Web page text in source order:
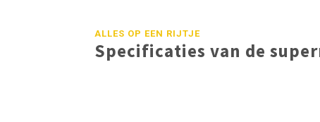
ALLES OP EEN RIJTJE
Specificaties van de